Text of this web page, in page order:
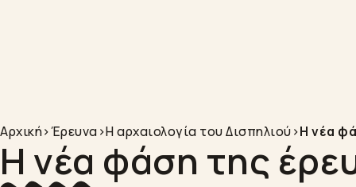
Αρχική>Έρευνα>Η αρχαιολογία του Δισπηλιού>Η νέα
Η νέα φάση της